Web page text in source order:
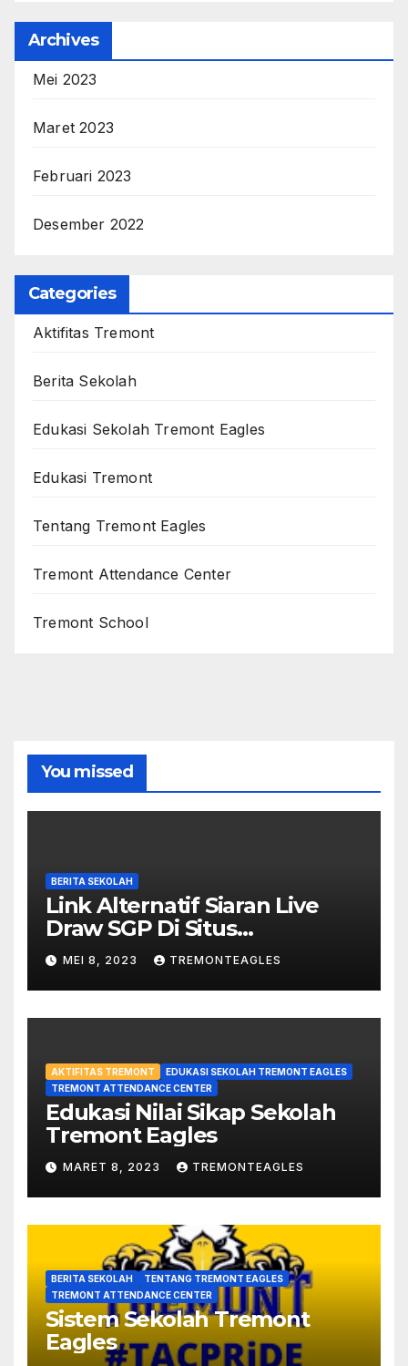
Archives
Mei 2023
Maret 2023
Februari 2023
Desember 2022
Categories
Aktifitas Tremont
Berita Sekolah
Edukasi Sekolah Tremont Eagles
Edukasi Tremont
Tentang Tremont Eagles
Tremont Attendance Center
Tremont School
You missed
BERITA SEKOLAH
Link Alternatif Siaran Live
Draw SGP Di Situs
violinsofhopelou.com
MEI 8, 2023 TREMONTEAGLES
AKTIFITAS TREMONT
EDUKASI SEKOLAH TREMONT EAGLES
TREMONT ATTENDANCE CENTER
Edukasi Nilai Sikap Sekolah
Tremont Eagles
MARET 8, 2023 TREMONTEAGLES
BERITA SEKOLAH
TENTANG TREMONT EAGLES
TREMONT ATTENDANCE CENTER
Sistem Sekolah Tremont
Eagles